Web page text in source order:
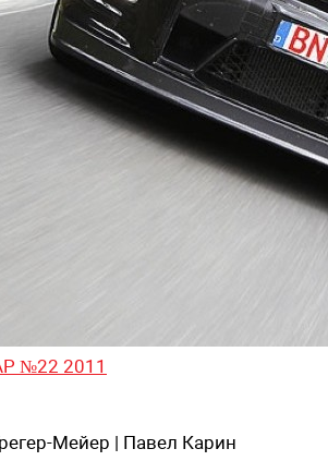
№22 2011
Мейер | Павел Карин